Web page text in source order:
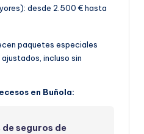
desde 2.500 € hasta
paquetes especiales
incluso sin
en Buñola:
seguros de